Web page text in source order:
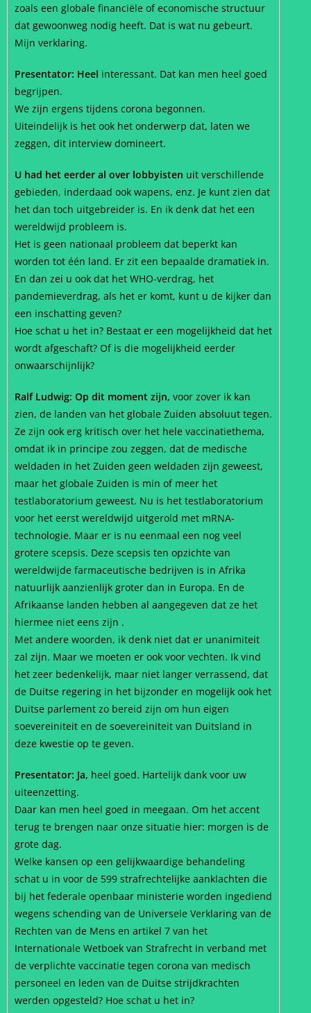
zoals een globale financiële of economische structuur
dat gewoonweg nodig heeft. Dat is wat nu gebeurt.
Mijn verklaring.
Presentator: Heel interessant. Dat kan men heel goed
begrijpen.
We zijn ergens tijdens corona begonnen.
Uiteindelijk is het ook het onderwerp dat, laten we
zeggen, dit interview domineert.
U had het eerder al over lobbyisten uit verschillende
gebieden, inderdaad ook wapens, enz. Je kunt zien dat
het dan toch uitgebreider is. En ik denk dat het een
wereldwijd probleem is.
Het is geen nationaal probleem dat beperkt kan
worden tot één land. Er zit een bepaalde dramatiek in.
En dan zei u ook dat het WHO-verdrag, het
pandemieverdrag, als het er komt, kunt u de kijker dan
een inschatting geven?
Hoe schat u het in? Bestaat er een mogelijkheid dat het
wordt afgeschaft? Of is die mogelijkheid eerder
onwaarschijnlijk?
Ralf Ludwig: Op dit moment zijn, voor zover ik kan
zien, de landen van het globale Zuiden absoluut tegen.
Ze zijn ook erg kritisch over het hele vaccinatiethema,
omdat ik in principe zou zeggen, dat de medische
weldaden in het Zuiden geen weldaden zijn geweest,
maar het globale Zuiden is min of meer het
testlaboratorium geweest. Nu is het testlaboratorium
voor het eerst wereldwijd uitgerold met mRNA-
technologie. Maar er is nu eenmaal een nog veel
grotere scepsis. Deze scepsis ten opzichte van
wereldwijde farmaceutische bedrijven is in Afrika
natuurlijk aanzienlijk groter dan in Europa. En de
Afrikaanse landen hebben al aangegeven dat ze het
hiermee niet eens zijn .
Met andere woorden, ik denk niet dat er unanimiteit
zal zijn. Maar we moeten er ook voor vechten. Ik vind
het zeer bedenkelijk, maar niet langer verrassend, dat
de Duitse regering in het bijzonder en mogelijk ook het
Duitse parlement zo bereid zijn om hun eigen
soevereiniteit en de soevereiniteit van Duitsland in
deze kwestie op te geven.
Presentator: Ja, heel goed. Hartelijk dank voor uw
uiteenzetting.
Daar kan men heel goed in meegaan. Om het accent
terug te brengen naar onze situatie hier: morgen is de
grote dag.
Welke kansen op een gelijkwaardige behandeling
schat u in voor de 599 strafrechtelijke aanklachten die
bij het federale openbaar ministerie worden ingediend
wegens schending van de Universele Verklaring van de
Rechten van de Mens en artikel 7 van het
Internationale Wetboek van Strafrecht in verband met
de verplichte vaccinatie tegen corona van medisch
personeel en leden van de Duitse strijdkrachten
werden opgesteld? Hoe schat u het in?